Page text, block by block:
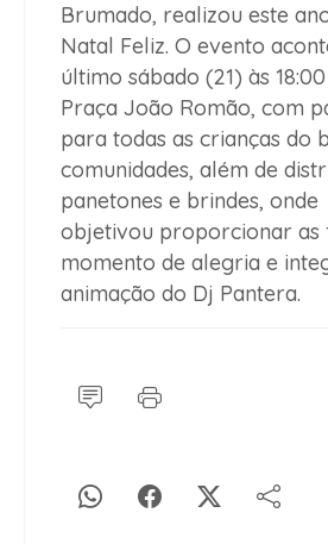
Brumado, realizou este
Natal Feliz. O evento
último sábado (21) às
Praça João Romão, com
para todas as crianças do
comunidades, além de
panetones e brindes, onde
objetivou proporcionar as
momento de alegria e
animação do Dj Pantera.